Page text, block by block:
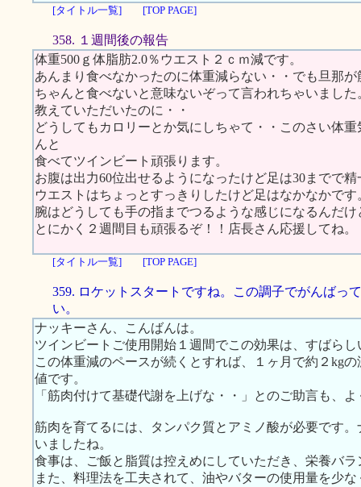
[タイトル一覧] [TOP PAGE]
358. １週間後の報告
体重500ｇ体脂肪2.0％ウエスト２ｃｍ減です。
あんまり食べなかったのに体重減らない・・でも旦那
ちゃんと食べないと意味ないぞって言われちゃいまし
教えていただいたのに・・
どうしてもカロリーとか気にしちゃて・・このさい体
んと
食べてツインビート頑張ります。
お腹は出力60位出せるようになったけど足は30までで精
ウエストはちょっとすっきりしたけど足はなかなかです
腕はどうしても手の指までつるような感じになるんだけ
とにかく２週間目も頑張るぞ！！店長さん応援してね。
[タイトル一覧] [TOP PAGE]
359. ロケットスタートですね。この調子でがんばっ
い。
ナッキーさん、こんばんは。
ツインビートご使用開始１週間でこの効果は、すばらし
この体重減のペースが続くとすれば、１ヶ月で約２kg
値です。
「筋肉付けて基礎代謝を上げな・・」とのご助言も、
筋肉を育てるには、タンパク質とアミノ酸が必要です
いましたね。
食事は、ご飯と脂質は控えめにしていただき、栄養バ
また、料理法を工夫されて、油やバターの使用量を少